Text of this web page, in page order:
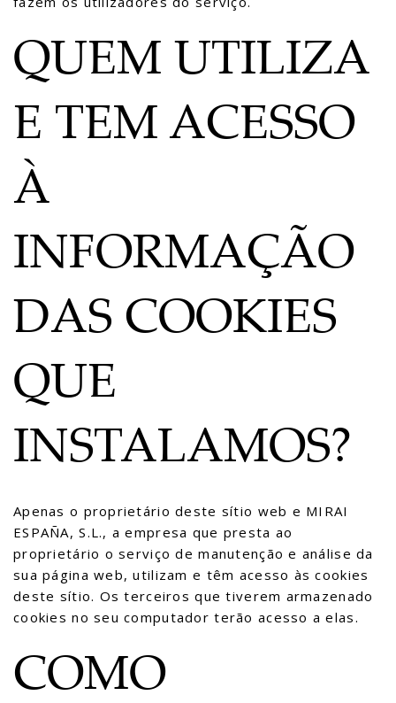
QUEM UTILIZA
E TEM ACESSO
À
INFORMAÇÃO
DAS COOKIES
QUE
INSTALAMOS?
Apenas o proprietário deste sítio web e MIRAI
ESPAÑA, S.L., a empresa que presta ao
proprietário o serviço de manutenção e análise da
sua página web, utilizam e têm acesso às cookies
deste sítio. Os terceiros que tiverem armazenado
cookies no seu computador terão acesso a elas.
COMO